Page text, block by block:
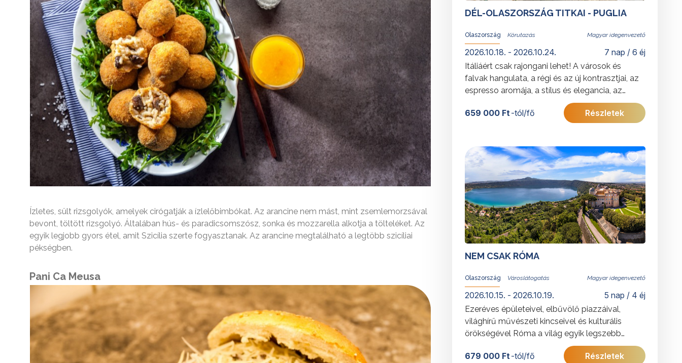
Ízletes, sült rizsgolyók, amelyek cirógatják a ízlelőbimbókat. Az arancine nem mást, mint zsemlemorzsával
bevont, töltött rizsgolyó. Általában hús- és paradicsomszósz, sonka és mozzarella alkotja a tölteléket. Az
egyik legjobb gyors étel, amit Szicília szerte fogyasztanak. Az arancine megtalálható a legtöbb szicíliai
pékségben.
Pani Ca Meusa
DÉL-OLASZORSZÁG TITKAI - PUGLIA
Olaszország Magyar idegenvezető
2026.10.18. - 2026.10.24. 7 nap / 6 éj
Itáliáért csak rajongani lehet! A városok és
falvak hangulata, a régi és az új kontrasztjai, az
espresso aromája, a stílus és elegancia, az
ellenállhatatlan ételek - és persze italok, a
végtelen tenger „azzurrója” – és még ezernyi
További érdekességekért Olaszországról
kattintson
ide.
659 000 Ft-tól/fő Részletek
NEM CSAK RÓMA
Olaszország Magyar idegenvezető
2026.10.15. - 2026.10.19. 5 nap / 4 éj
Ezeréves épületeivel, elbűvölő piazzáival,
világhírű művészeti kincseivel és kulturális
örökségével Róma a világ egyik legszebb
városa. Azoknak ajánljuk ezt a programot, akik
többedszerre sem tudnak betelni szépségével.
679 000 Ft-tól/fő Részletek